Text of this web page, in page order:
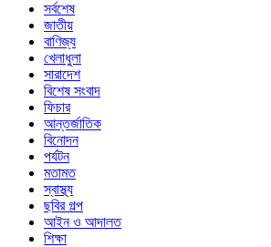
সর্বশেষ
জাতীয়
বাণিজ্য
খেলাধুলা
সারাদেশ
বিশেষ সংবাদ
ফিচার
আন্তর্জাতিক
বিনোদন
পর্যটন
মতামত
স্বাস্থ্য
ছবির গল্প
আইন ও আদালত
শিক্ষা